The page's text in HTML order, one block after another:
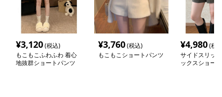
¥3,120(税込)
もこもこふわふわ 着心
地抜群ショートパンツ
¥3,760(税込)
もこもこショートパンツ
¥4,980(税
サイドスリッ
ックスショー